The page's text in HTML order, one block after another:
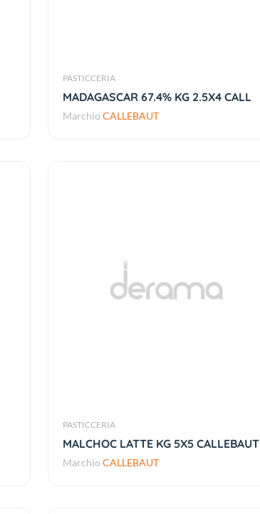
PASTICCERIA
MADAGASCAR 67.4% KG 2.5X4 CALL
MarchioCALLEBAUT
PASTICCERIA
MALCHOC LATTE KG 5X5 CALLEBAUT
MarchioCALLEBAUT